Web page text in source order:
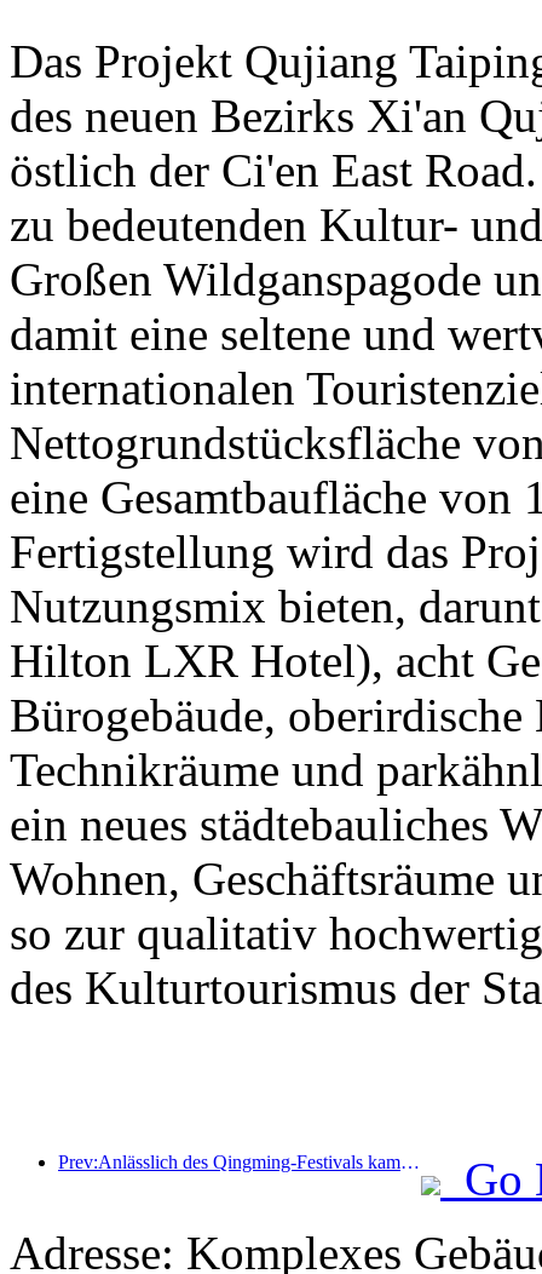
Das Projekt Qujiang
des neuen Bezirks Xi'an
östlich der Ci'en East
zu bedeutenden Kultur-
Großen Wildganspagode
damit eine seltene und
internationalen
Nettogrundstücksfläche
eine Gesamtbaufläche von
Fertigstellung wird das
Nutzungsmix bieten,
Hilton LXR Hotel), acht
Bürogebäude,
Technikräume und
ein neues städtebauliches
Wohnen, Geschäftsräume
so zur qualitativ
des Kulturtourismus der
Prev:Anlässlich des Qingming-Festivals kam es aufgrund des verlängerten Urlaubs zu einem Anstieg der Reisetätigkeit, wobei Ausflüge und die Besichtigung der Blütenpracht in vielen Städten zu erhöhten Besucherzahlen führten.
Go
Adresse: Komplexes